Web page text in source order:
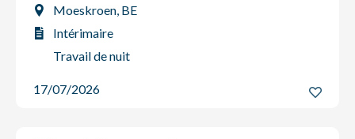
Moeskroen, BE
Intérimaire
Travail de nuit
17/07/2026